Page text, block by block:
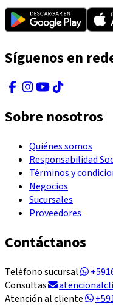
Síguenos en
Sobre nosotros
Quiénes somos
Responsabilidad
Términos y
Negocios
Sucursales
Proveedores
Contáctanos
Teléfono sucursal
Consultas
Atención al cliente